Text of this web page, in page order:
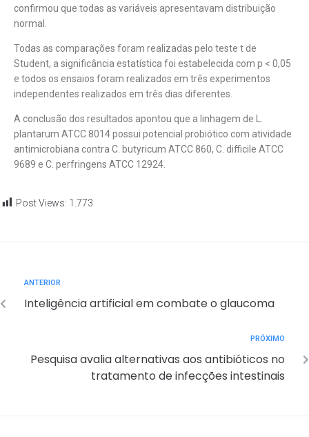
confirmou que todas as variáveis apresentavam distribuição
normal.
Todas as comparações foram realizadas pelo teste t de
Student, a significância estatística foi estabelecida com p < 0,05
e todos os ensaios foram realizados em três experimentos
independentes realizados em três dias diferentes.
A conclusão dos resultados apontou que a linhagem de L.
plantarum ATCC 8014 possui potencial probiótico com atividade
antimicrobiana contra C. butyricum ATCC 860, C. difficile ATCC
9689 e C. perfringens ATCC 12924.
Post Views: 1.773
ANTERIOR
Inteligência artificial em combate o glaucoma
PRÓXIMO
Pesquisa avalia alternativas aos antibióticos no
tratamento de infecções intestinais